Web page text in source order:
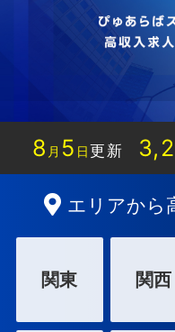
8 月 5 日更新
エリアから
関東 関西